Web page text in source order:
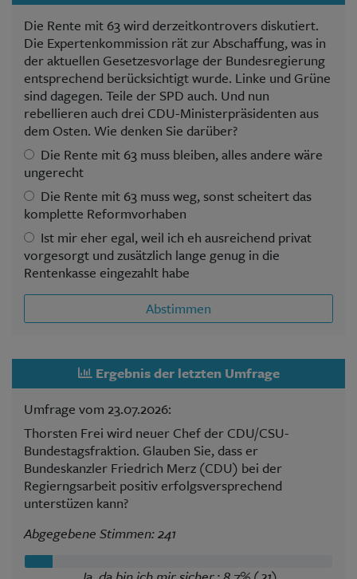
Die Rente mit 63 wird derzeitkontrovers diskutiert.
Die Expertenkommission rät zur Abschaffung, was in
der aktuellen Gesetzesvorlage der Bundesregierung
entsprechend berücksichtigt wurde. Linke und Grüne
sind dagegen. Teile der SPD auch. Und nun
rebellieren auch drei CDU-Ministerpräsidenten aus
dem Osten. Wie denken Sie darüber?
Die Rente mit 63 muss bleiben, alles andere wäre
ungerecht
Die Rente mit 63 muss weg, sonst scheitert das
komplette Reformvorhaben
Ist mir eher egal, weil ich eh ausreichend privat
vorgesorgt und zusätzlich lange genug in die
Rentenkasse eingezahlt habe
Abstimmen
Ergebnis der letzten Umfrage
Umfrage vom 23.07.2026:
Thorsten Frei wird neuer Chef der CDU/CSU-
Bundestagsfraktion. Glauben Sie, dass er
Bundeskanzler Friedrich Merz (CDU) bei der
Regierngsarbeit positiv erfolgsversprechend
unterstüzen kann?
Abgegebene Stimmen: 241